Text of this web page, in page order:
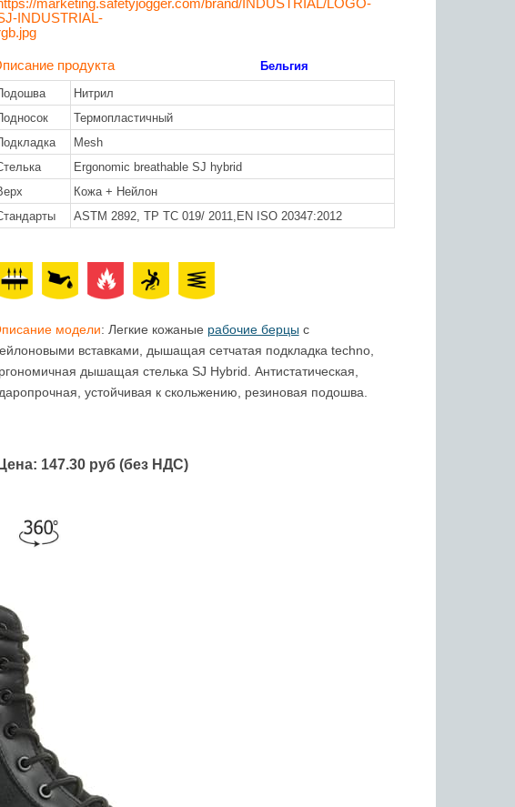
продукта
Бельгия
Нитрил
Термопластичный
Mesh
Ergonomic breathable SJ hybrid
Кожа + Нейлон
ASTM 2892, ТР ТС 019/ 2011,EN ISO 20347:2012
модели: Легкие кожаные рабочие берцы с
вставками, дышащая сетчатая подкладка techno,
дышащая стелька SJ Hybrid. Антистатическая,
устойчивая к скольжению, резиновая подошва.
Цена: 147.30 руб (без НДС)